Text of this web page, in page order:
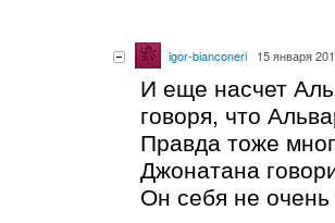
igor-bianconeri 15 января
И еще насчет
говоря, что
Правда тоже
Джонатана
Он себя не